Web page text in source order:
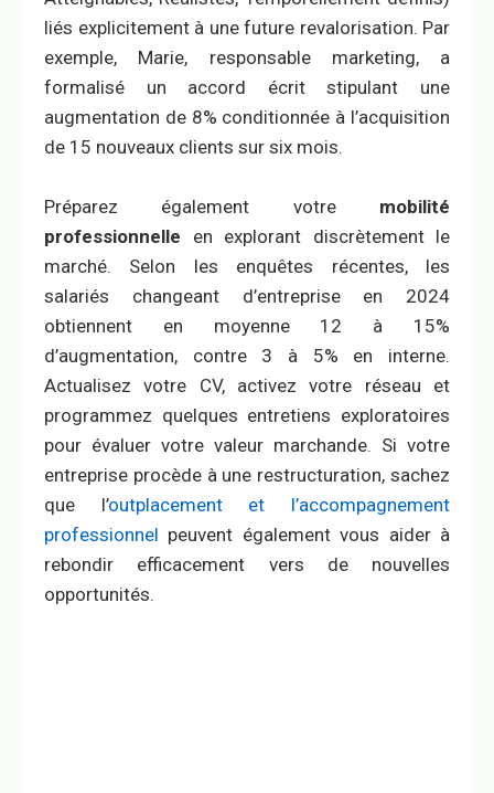
liés explicitement à une future revalorisation. Par
exemple, Marie, responsable marketing, a
formalisé un accord écrit stipulant une
augmentation de 8% conditionnée à l’acquisition
de 15 nouveaux clients sur six mois.
Préparez également votre mobilité
professionnelle en explorant discrètement le
marché. Selon les enquêtes récentes, les
salariés changeant d’entreprise en 2024
obtiennent en moyenne 12 à 15%
d’augmentation, contre 3 à 5% en interne.
Actualisez votre CV, activez votre réseau et
programmez quelques entretiens exploratoires
pour évaluer votre valeur marchande. Si votre
entreprise procède à une restructuration, sachez
que l’outplacement et l’accompagnement
professionnel peuvent également vous aider à
rebondir efficacement vers de nouvelles
opportunités.